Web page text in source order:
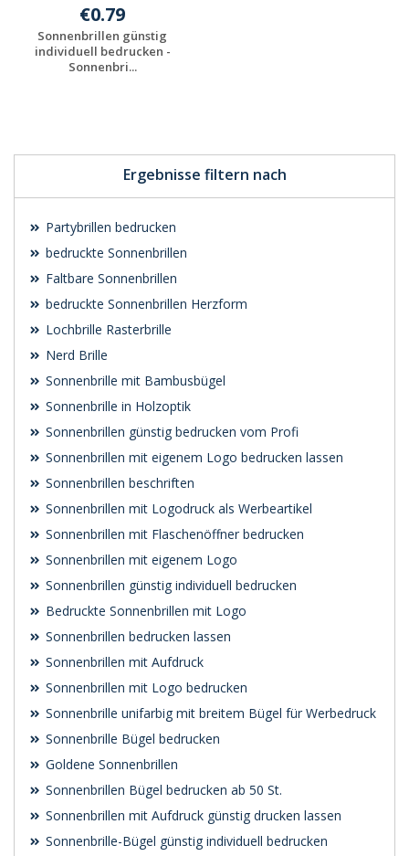
Ergebnisse filtern nach
Partybrillen bedrucken
bedruckte Sonnenbrillen
Faltbare Sonnenbrillen
bedruckte Sonnenbrillen Herzform
Lochbrille Rasterbrille
Nerd Brille
Sonnenbrille mit Bambusbügel
Sonnenbrille in Holzoptik
Sonnenbrillen günstig bedrucken vom Profi
Sonnenbrillen mit eigenem Logo bedrucken lassen
Sonnenbrillen beschriften
Sonnenbrillen mit Logodruck als Werbeartikel
Sonnenbrillen mit Flaschenöffner bedrucken
Sonnenbrillen mit eigenem Logo
Sonnenbrillen günstig individuell bedrucken
Bedruckte Sonnenbrillen mit Logo
Sonnenbrillen bedrucken lassen
Sonnenbrillen mit Aufdruck
Sonnenbrillen mit Logo bedrucken
Sonnenbrille unifarbig mit breitem Bügel für Werbedruck
Sonnenbrille Bügel bedrucken
Goldene Sonnenbrillen
Sonnenbrillen Bügel bedrucken ab 50 St.
Sonnenbrillen mit Aufdruck günstig drucken lassen
Sonnenbrille-Bügel günstig individuell bedrucken
€0.79
Sonnenbrillen günstig
individuell bedrucken -
Sonnenbri...